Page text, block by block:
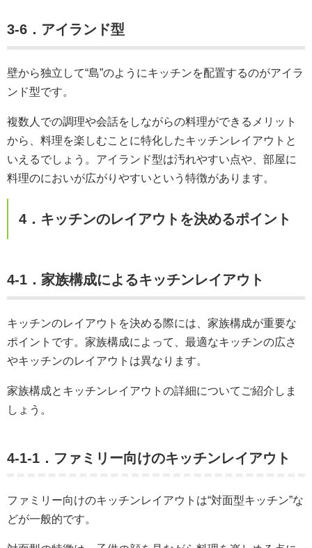
3-6．アイランド型
壁から独立して“島”のようにキッチンを配置するのがアイラ
ンド型です。
複数人での調理や会話をしながらの料理ができるメリット
から、料理を楽しむことに特化したキッチンレイアウトと
いえるでしょう。アイランド型は汚れやすい点や、部屋に
料理のにおいが広がりやすいという特徴があります。
4．キッチンのレイアウトを決めるポイント
4-1．家族構成によるキッチンレイアウト
キッチンのレイアウトを決める際には、家族構成が重要な
ポイントです。家族構成によって、最適なキッチンの広さ
やキッチンのレイアウトは異なります。
家族構成とキッチンレイアウトの詳細についてご紹介しま
しょう。
4-1-1．ファミリー向けのキッチンレイアウト
ファミリー向けのキッチンレイアウトは“対面型キッチン”な
どが一般的です。